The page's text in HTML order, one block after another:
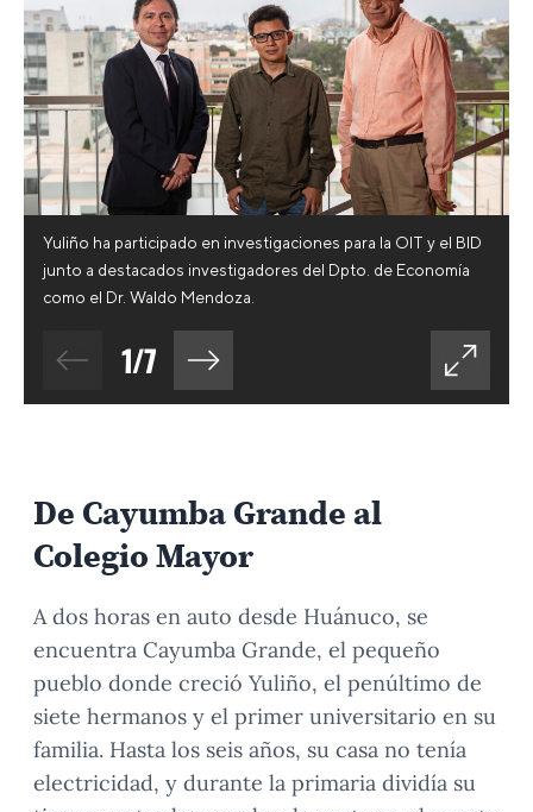
Yuliño ha participado en investigaciones para la OIT y el BID
junto a destacados investigadores del Dpto. de Economía
como el Dr. Waldo Mendoza.
1/7
De Cayumba Grande al
Colegio Mayor
A dos horas en auto desde Huánuco, se
encuentra Cayumba Grande, el pequeño
pueblo donde creció Yuliño, el penúltimo de
siete hermanos y el primer universitario en su
familia. Hasta los seis años, su casa no tenía
electricidad, y durante la primaria dividía su